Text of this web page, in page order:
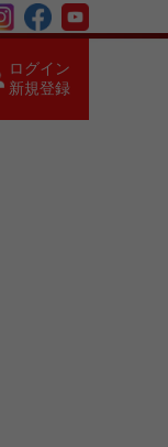
ログイン
新規登録